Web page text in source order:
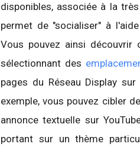
disponibles, associée à la très
permet de "socialiser" à
Vous pouvez ainsi
sélectionnant des
pages du Réseau Display
exemple, vous pouvez cibler
annonce textuelle sur
portant sur un thème